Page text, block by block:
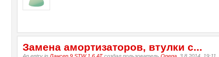
Замена амортизаторов, втулки с...